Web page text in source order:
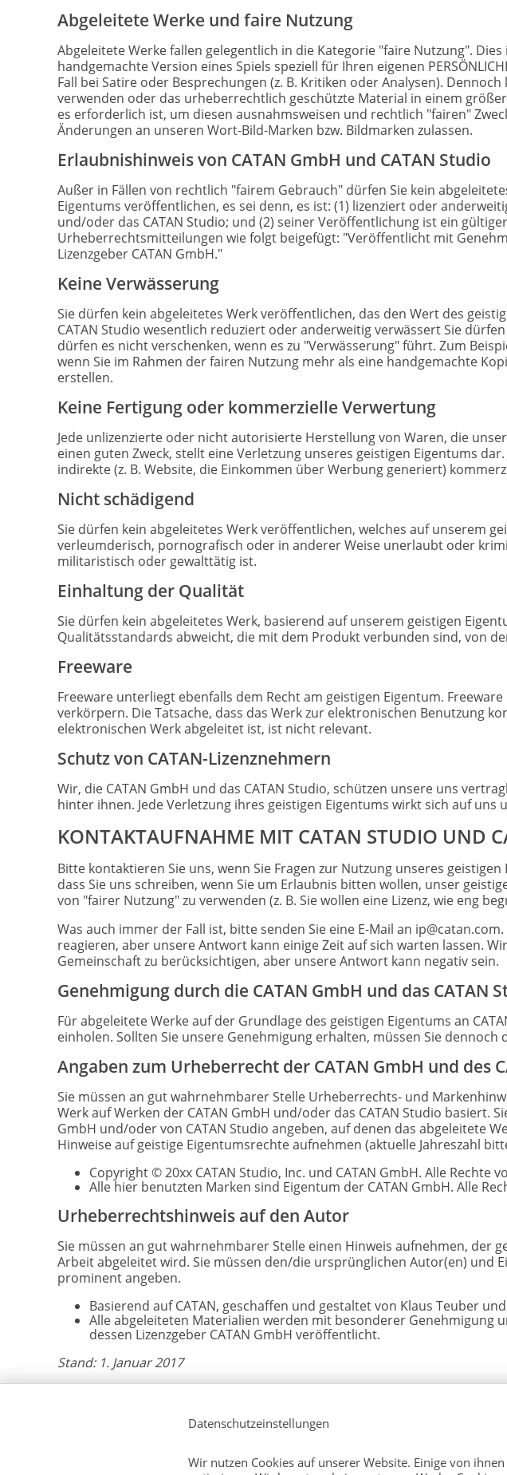
Datenschutzeinstellungen
Wir nutzen Cookies auf unserer Website. Einige von
Abgeleitete Werke und faire Nutzung
Abgeleitete Werke fallen gelegentlich in die Kategorie "faire Nutzung". Dies
handgemachte Version eines Spiels speziell für Ihren eigenen
Fall bei Satire oder Besprechungen (z. B. Kritiken oder Analysen).
verwenden oder das urheberrechtlich geschützte Material in einem
es erforderlich ist, um diesen ausnahmsweisen und rechtlich "fairen"
Änderungen an unseren Wort-Bild-Marken bzw. Bildmarken zulassen.
Erlaubnishinweis von CATAN GmbH und CATAN Studio
Außer in Fällen von rechtlich "fairem Gebrauch" dürfen Sie kein
Eigentums veröffentlichen, es sei denn, es ist: (1) lizenziert oder
und/oder das CATAN Studio; und (2) seiner Veröffentlichung ist ein
Urheberrechtsmitteilungen wie folgt beigefügt: "Veröffentlicht mit
Lizenzgeber CATAN GmbH."
Keine Verwässerung
Sie dürfen kein abgeleitetes Werk veröffentlichen, das den Wert des
CATAN Studio wesentlich reduziert oder anderweitig verwässert Sie
dürfen es nicht verschenken, wenn es zu "Verwässerung" führt. Zum
wenn Sie im Rahmen der fairen Nutzung mehr als eine handgemachte
erstellen.
Keine Fertigung oder kommerzielle Verwertung
Jede unlizenzierte oder nicht autorisierte Herstellung von Waren, die
einen guten Zweck, stellt eine Verletzung unseres geistigen Eigentums
indirekte (z. B. Website, die Einkommen über Werbung generiert)
Nicht schädigend
Sie dürfen kein abgeleitetes Werk veröffentlichen, welches auf unserem
verleumderisch, pornografisch oder in anderer Weise unerlaubt oder
militaristisch oder gewalttätig ist.
Einhaltung der Qualität
Sie dürfen kein abgeleitetes Werk, basierend auf unserem geistigen
Qualitätsstandards abweicht, die mit dem Produkt verbunden sind, von
Freeware
Freeware unterliegt ebenfalls dem Recht am geistigen Eigentum.
verkörpern. Die Tatsache, dass das Werk zur elektronischen Benutzung
elektronischen Werk abgeleitet ist, ist nicht relevant.
Schutz von CATAN-Lizenznehmern
Wir, die CATAN GmbH und das CATAN Studio, schützen unsere uns
hinter ihnen. Jede Verletzung ihres geistigen Eigentums wirkt sich auf uns
KONTAKTAUFNAHME MIT CATAN STUDIO UND
Bitte kontaktieren Sie uns, wenn Sie Fragen zur Nutzung unseres
dass Sie uns schreiben, wenn Sie um Erlaubnis bitten wollen, unser
von "fairer Nutzung" zu verwenden (z. B. Sie wollen eine Lizenz, wie eng
Was auch immer der Fall ist, bitte senden Sie eine E-Mail an
reagieren, aber unsere Antwort kann einige Zeit auf sich warten lassen.
Gemeinschaft zu berücksichtigen, aber unsere Antwort kann negativ sein.
Genehmigung durch die CATAN GmbH und das CATAN
Für abgeleitete Werke auf der Grundlage des geistigen Eigentums an
einholen. Sollten Sie unsere Genehmigung erhalten, müssen Sie dennoch
Angaben zum Urheberrecht der CATAN GmbH und des
Sie müssen an gut wahrnehmbarer Stelle Urheberrechts- und
Werk auf Werken der CATAN GmbH und/oder das CATAN Studio basiert.
GmbH und/oder von CATAN Studio angeben, auf denen das abgeleitete
Hinweise auf geistige Eigentumsrechte aufnehmen (aktuelle Jahreszahl
Copyright © 20xx CATAN Studio, Inc. und CATAN GmbH. Alle Rechte
Alle hier benutzten Marken sind Eigentum der CATAN GmbH. Alle
Urheberrechtshinweis auf den Autor
Sie müssen an gut wahrnehmbarer Stelle einen Hinweis aufnehmen, der
Arbeit abgeleitet wird. Sie müssen den/die ursprünglichen Autor(en) und
prominent angeben.
Basierend auf CATAN, geschaffen und gestaltet von Klaus Teuber
Alle abgeleiteten Materialien werden mit besonderer Genehmigung
dessen Lizenzgeber CATAN GmbH veröffentlicht.
Stand: 1. Januar 2017